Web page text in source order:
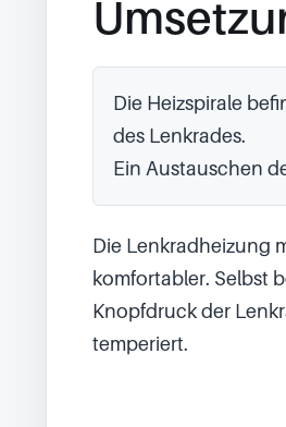
Die Heizspirale
des Lenkrades.
Ein Austauschen
Die Lenkradheizung
komfortabler. Selbst
Knopfdruck der
temperiert.